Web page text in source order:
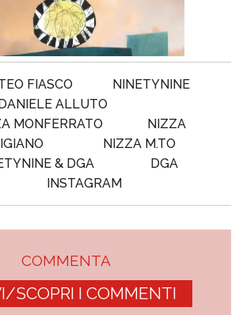
FIASCO
NINETYNINE
DANIELE ALLUTO
MONFERRATO
NIZZA
NIZZA M.TO
& DGA
DGA
INSTAGRAM
COMMENTA
SCOPRI I COMMENTI